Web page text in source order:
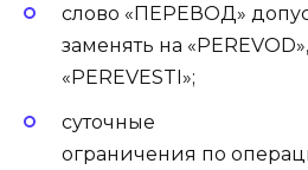
слово «ПЕРЕВОД»
заменять на
«PEREVESTI»;
суточные
ограничения по